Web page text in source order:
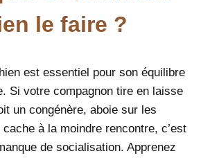
le faire ?
est essentiel pour son équilibre
Si votre compagnon tire en laisse
un congénère, aboie sur les
à la moindre rencontre, c’est
de socialisation. Apprenez